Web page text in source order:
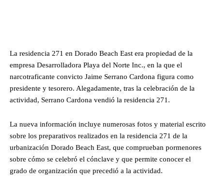
La residencia 271 en Dorado Beach East era propiedad de la
empresa Desarrolladora Playa del Norte Inc., en la que el
narcotraficante convicto Jaime Serrano Cardona figura como
presidente y tesorero. Alegadamente, tras la celebración de la
actividad, Serrano Cardona vendió la residencia 271.
La nueva información incluye numerosas fotos y material escrito
sobre los preparativos realizados en la residencia 271 de la
urbanización Dorado Beach East, que comprueban pormenores
sobre cómo se celebró el cónclave y que permite conocer el
grado de organización que precedió a la actividad.